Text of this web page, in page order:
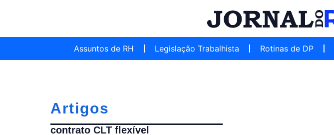
Assuntos de RH Legislação Trabalhista Rotinas de DP
Artigos
contrato CLT flexível